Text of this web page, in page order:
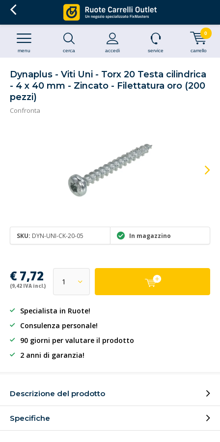
cerca accedi
menu service carrello
0
Dynaplus - Viti Uni - Torx 20 Testa cilindrica
- 4 x 40 mm - Zincato - Filettatura oro (200
pezzi)
Confronta
SKU: DYN-UNI-CK-20-05 In magazzino
€ 7,72
(9,42 IVA incl.)
Specialista in Ruote!
Consulenza personale!
90 giorni per valutare il prodotto
2 anni di garanzia!
Descrizione del prodotto
Specifiche